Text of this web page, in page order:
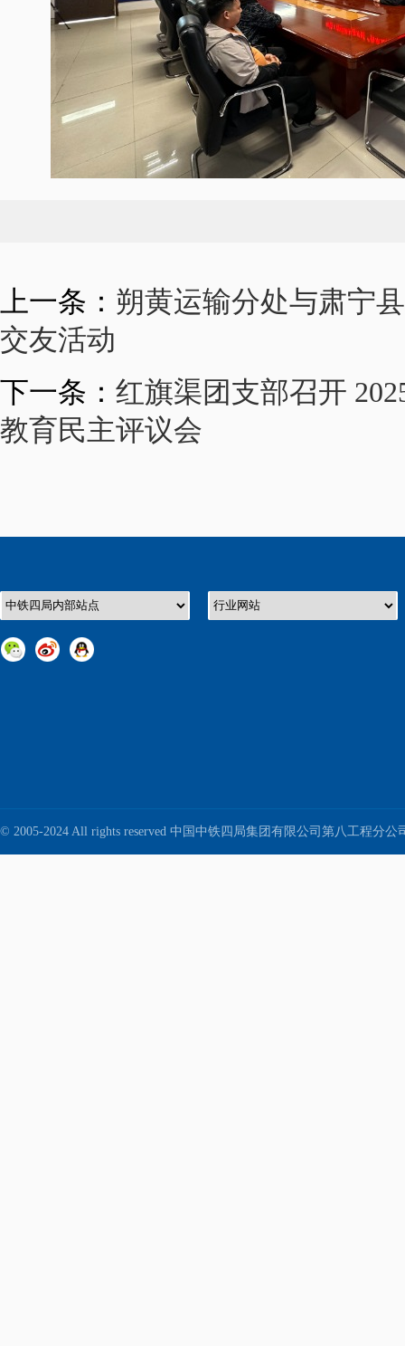
上一条： 朔黄运输分处与肃宁
交友活动
下一条： 红旗渠团支部召开
教育民主评议会
© 2005-2024 All rights reserved 中国中铁四局集团有限公司第八工程分